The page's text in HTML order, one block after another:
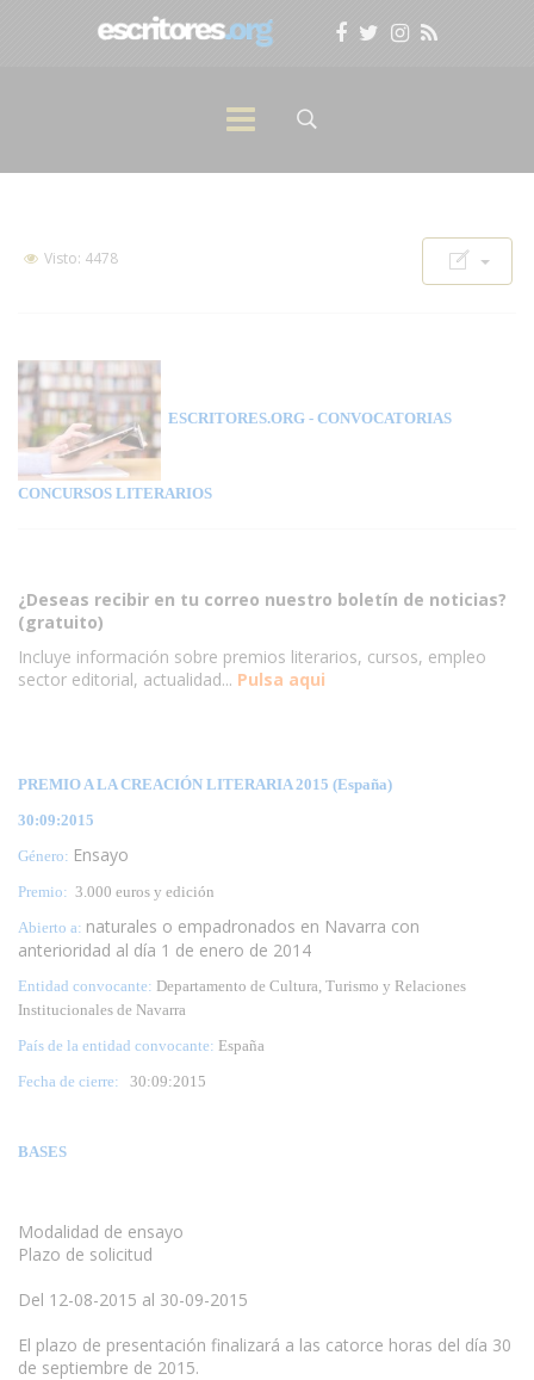
Visto: 4478
ESCRITORES.ORG - CONVOCATORIAS
CONCURSOS LITERARIOS
¿Deseas recibir en tu correo nuestro boletín de noticias?
(gratuito)
Incluye información sobre premios literarios, cursos, empleo
sector editorial, actualidad... Pulsa aqui
PREMIO A LA CREACIÓN LITERARIA 2015 (España)
30:09:2015
Género: Ensayo
Premio: 3.000 euros y edición
Abierto a: naturales o empadronados en Navarra con
anterioridad al día 1 de enero de 2014
Entidad convocante: Departamento de Cultura, Turismo y Relaciones
Institucionales de Navarra
País de la entidad convocante: España
Fecha de cierre: 30:09:2015
BASES
Modalidad de ensayo
Plazo de solicitud
Del 12-08-2015 al 30-09-2015
El plazo de presentación finalizará a las catorce horas del día 30
de septiembre de 2015.